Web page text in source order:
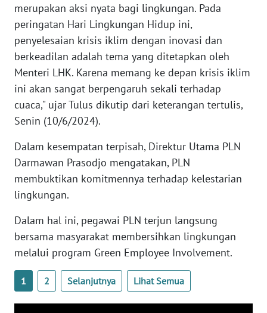
merupakan aksi nyata bagi lingkungan. Pada
peringatan Hari Lingkungan Hidup ini,
penyelesaian krisis iklim dengan inovasi dan
berkeadilan adalah tema yang ditetapkan oleh
Menteri LHK. Karena memang ke depan krisis iklim
ini akan sangat berpengaruh sekali terhadap
cuaca," ujar Tulus dikutip dari keterangan tertulis,
Senin (10/6/2024).
Dalam kesempatan terpisah, Direktur Utama PLN
Darmawan Prasodjo mengatakan, PLN
membuktikan komitmennya terhadap kelestarian
lingkungan.
Dalam hal ini, pegawai PLN terjun langsung
bersama masyarakat membersihkan lingkungan
melalui program Green Employee Involvement.
1 2 Selanjutnya Lihat Semua
PAPUA
WN
PAPUA
BARAT
WN
RIAU
WN
SERAMBI
WN
JAMBI
WN
SULTRA
NTB